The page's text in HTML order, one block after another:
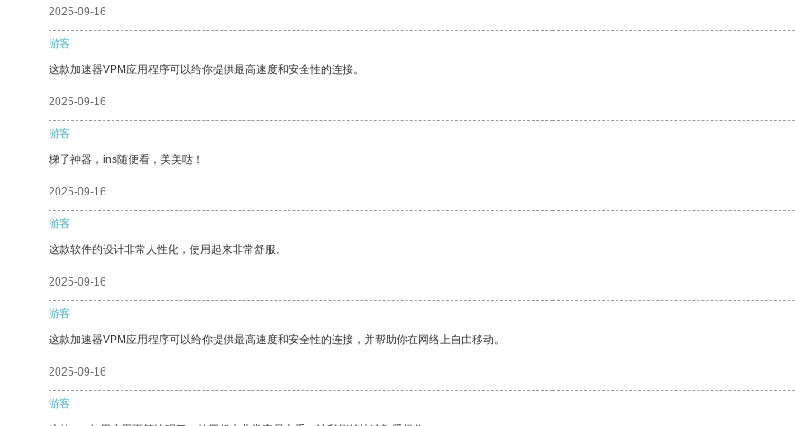
2025-09-16
游客
这款加速器VPM应用程序可以给你提供最高速度和安全性的连接。
2025-09-16
游客
梯子神器，ins随便看，美美哒！
2025-09-16
游客
这款软件的设计非常人性化，使用起来非常舒服。
2025-09-16
游客
这款加速器VPM应用程序可以给你提供最高速度和安全性的连接，并帮助你在网络上自由移动。
2025-09-16
游客